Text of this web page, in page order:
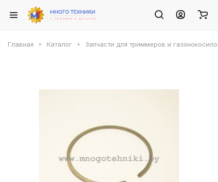
Главная Каталог Запчасти для триммеров и